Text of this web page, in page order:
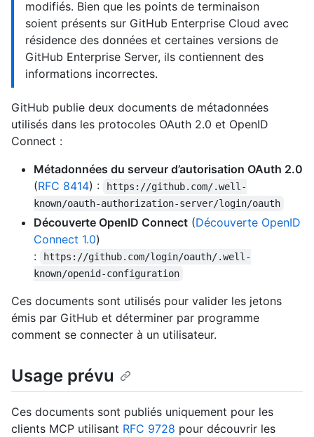
modifiés. Bien que les points de terminaison
soient présents sur GitHub Enterprise Cloud avec
résidence des données et certaines versions de
GitHub Enterprise Server, ils contiennent des
informations incorrectes.
GitHub publie deux documents de métadonnées
utilisés dans les protocoles OAuth 2.0 et OpenID
Connect :
Métadonnées du serveur d’autorisation OAuth 2.0
(RFC 8414) :
https://github.com/.well-
known/oauth-authorization-server/login/oauth
Découverte OpenID Connect (Découverte OpenID
Connect 1.0)
:
https://github.com/login/oauth/.well-
known/openid-configuration
Ces documents sont utilisés pour valider les jetons
émis par GitHub et déterminer par programme
comment se connecter à un utilisateur.
Usage prévu
Ces documents sont publiés uniquement pour les
clients MCP utilisant RFC 9728 pour découvrir les